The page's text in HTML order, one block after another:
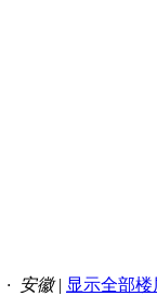
· 安徽 | 显示全部楼